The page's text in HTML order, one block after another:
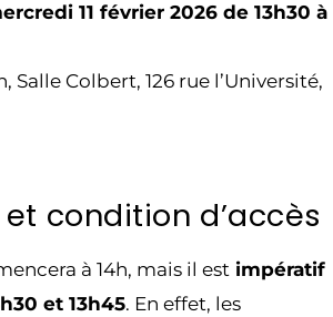
11 février 2026 de 13h30 à
Salle Colbert, 126 rue l’Université,
condition d’accès
à 14h, mais il est impératif
et 13h45. En effet, les